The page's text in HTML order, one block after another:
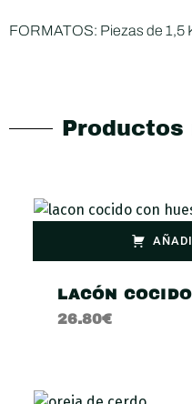
FORMATOS: Piezas de 1,5
Productos
LACÓN
26.80€